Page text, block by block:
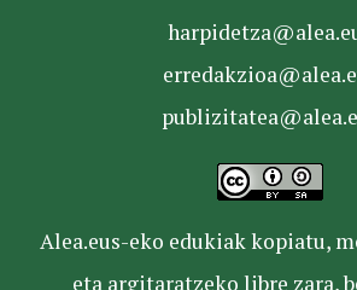
Alea.eus-eko edukiak kopiatu,
eta argitaratzeko libre zara,